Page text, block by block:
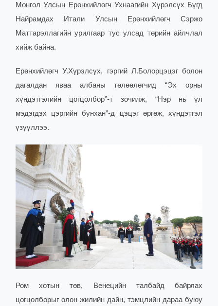
Монгол Улсын Ерөнхийлөгч Ухнаагийн Хүрэлсүх Бүгд
Найрамдах Итали Улсын Ерөнхийлөгч Сэржо
Маттарэллагийн урилгаар тус улсад төрийн айлчлал
хийж байна.
Ерөнхийлөгч У.Хүрэлсүх, гэргий Л.Болорцэцэг болон
дагалдан яваа албаны төлөөлөгчид “Эх орны
хүндэтгэлийн цогцолбор”-т зочилж, “Нэр нь үл
мэдэгдэх цэргийн бунхан”-д цэцэг өргөж, хүндэтгэл
үзүүллээ.
Ром хотын төв, Венецийн талбайд байрлах
цогцолборыг олон жилийн дайн, тэмцлийн дараа буюу